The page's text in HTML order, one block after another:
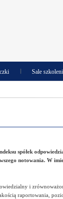
| Sale
spółek
notowania. W
i
raportowania,